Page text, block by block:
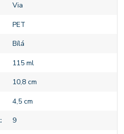
Via
PET
Bílá
115 ml
10,8 cm
4,5 cm
9